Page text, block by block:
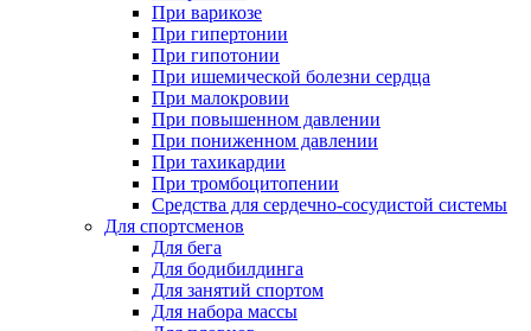
При варикозе
При гипертонии
При гипотонии
При ишемической болезни сердца
При малокровии
При повышенном давлении
При пониженном давлении
При тахикардии
При тромбоцитопении
Средства для сердечно-сосудистой системы
Для спортсменов
Для бега
Для бодибилдинга
Для занятий спортом
Для набора массы